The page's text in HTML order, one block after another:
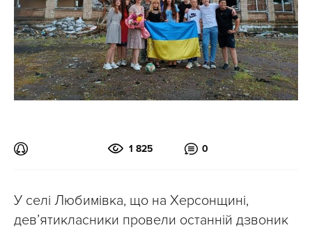
1 825 0
У селі Любимівка, що на Херсонщині,
дев’ятикласники провели останній дзвоник